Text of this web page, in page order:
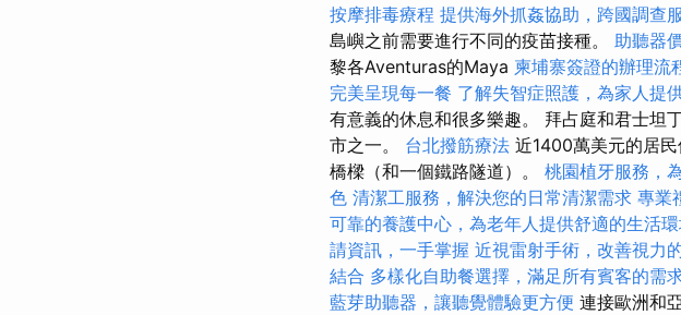
按摩排毒療程 提供海外抓姦協助，跨國調查
島嶼之前需要進行不同的疫苗接種。 助聽器
黎各Aventuras的Maya 柬埔寨簽證的辦理流
完美呈現每一餐 了解失智症照護，為家人提
有意義的休息和很多樂趣。 拜占庭和君士坦
市之一。 台北撥筋療法 近1400萬美元的居
橋樑（和一個鐵路隧道）。 桃園植牙服務，
色 清潔工服務，解決您的日常清潔需求 專業
可靠的養護中心，為老年人提供舒適的生活
請資訊，一手掌握 近視雷射手術，改善視力
結合 多樣化自助餐選擇，滿足所有賓客的需
藍芽助聽器，讓聽覺體驗更方便 連接歐洲和